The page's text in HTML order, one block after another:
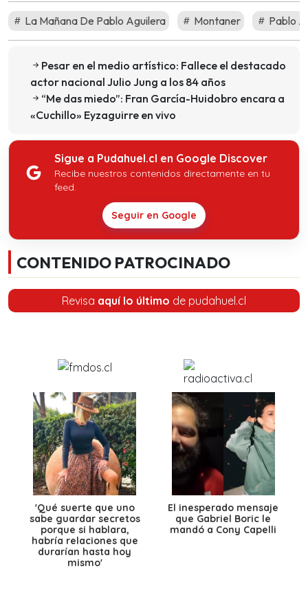
La Mañana De Pablo Aguilera Montaner Pablo
Pesar en el medio artístico: Fallece el destacado
actor nacional Julio Jung a los 84 años
“Me das miedo”: Fran García-Huidobro encara a
«Cuchillo» Eyzaguirre en vivo
Sigue a Pudahuel.cl en Google Discover
Recibe nuestros contenidos directamente en tu
feed.
Seguir en Google
CONTENIDO PATROCINADO
Revisa aquí lo último de pudahuel.cl
'Qué suerte que uno
sabe guardar secretos
porque si hablara,
habría relaciones que
durarían hasta hoy
mismo'
El inesperado mensaje
que Gabriel Boric le
mandó a Cony Capelli